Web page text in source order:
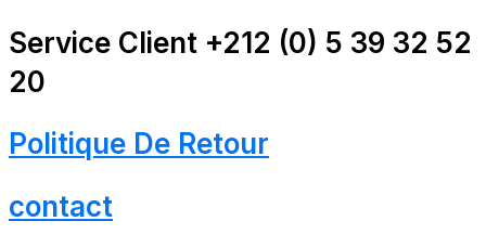
au
contenu
Service Client +212 (0) 5 39 32 52
20
Politique De Retour
contact
Menu